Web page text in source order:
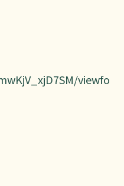
viewfo